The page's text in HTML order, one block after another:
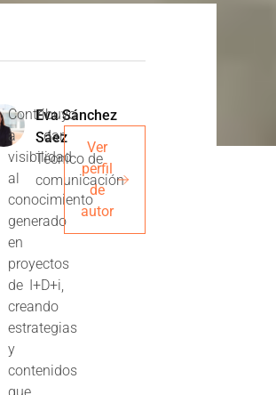
Eva Sánchez
Sáez
Técnico de
comunicación
Contribuyo
a dar
visibilidad
al
conocimiento
generado
en
proyectos
de I+D+i,
creando
estrategias
y
contenidos
Ver
perfil
de
autor